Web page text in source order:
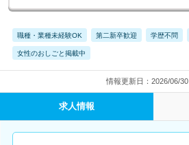
職種・業種未経験OK 第二新卒歓迎 学歴不問
女性のおしごと掲載中
情報更新日：2026/06/30
求人情報